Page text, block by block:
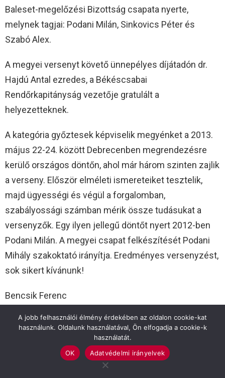
Baleset-megelőzési Bizottság csapata nyerte,
melynek tagjai: Podani Milán, Sinkovics Péter és
Szabó Alex.
A megyei versenyt követő ünnepélyes díjátadón dr.
Hajdú Antal ezredes, a Békéscsabai
Rendőrkapitányság vezetője gratulált a
helyezetteknek.
A kategória győztesek képviselik megyénket a 2013.
május 22-24. között Debrecenben megrendezésre
kerülő országos döntőn, ahol már három szinten zajlik
a verseny. Először elméleti ismereteiket tesztelik,
majd ügyességi és végül a forgalomban,
szabályossági számban mérik össze tudásukat a
versenyzők. Egy ilyen jellegű döntőt nyert 2012-ben
Podani Milán. A megyei csapat felkészítését Podani
Mihály szakoktató irányítja. Eredményes versenyzést,
sok sikert kívánunk!
Bencsik Ferenc
A jobb felhasználói élmény érdekében az oldalon cookie-kat
használunk. Oldalunk használatával, Ön elfogadja a cookie-k
használatát.
OK
Adatvédelmi irányelvek